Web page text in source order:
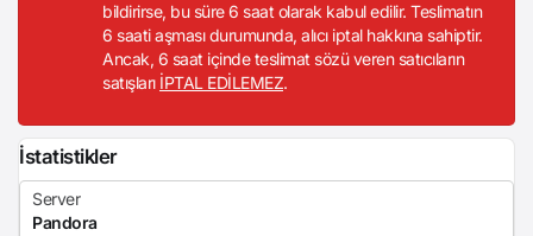
bildirirse, bu süre 6 saat olarak kabul edilir. Teslimatın
6 saati aşması durumunda, alıcı iptal hakkına sahiptir.
Ancak, 6 saat içinde teslimat sözü veren satıcıların
satışları İPTAL EDİLEMEZ.
İstatistikler